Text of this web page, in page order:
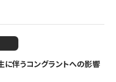
に伴うコングラントへの影響